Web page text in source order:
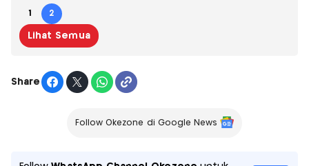
1 2
Lihat Semua
Share
Follow Okezone di Google News